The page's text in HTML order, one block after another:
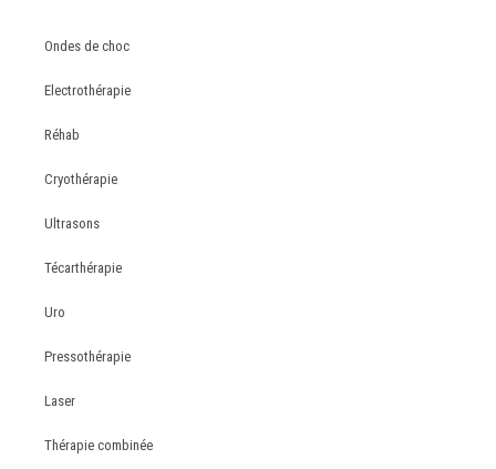
Ondes de choc
Electrothérapie
Réhab
Cryothérapie
Ultrasons
Técarthérapie
Uro
Pressothérapie
Laser
Thérapie combinée